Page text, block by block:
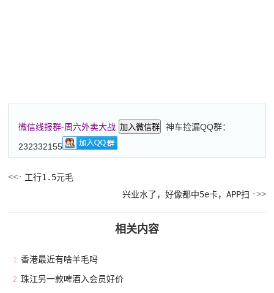
微信线报群-周六外卖大战 加入微信群
神车捡漏QQ群：
232332155
工行1.5元毛
兴业水了，好像都中5e卡，APP扫
相关内容
1 香港最近有啥羊毛吗
2 珠江另一款啤酒入会员好价